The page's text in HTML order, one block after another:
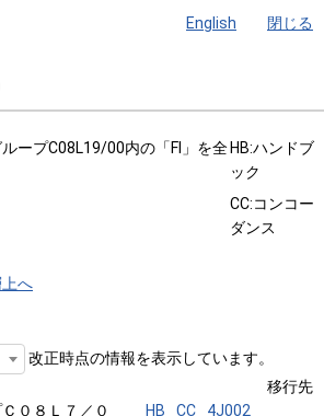
English 閉じる
ープC08L19/00内の「FI」を全 HB:ハンドブ
ック
CC:コンコー
ダンス
へ
改正時点の情報を表示しています。
移行先
０８Ｌ７／０
HB CC 4J002